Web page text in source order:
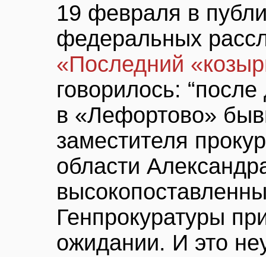
19 февраля в
федеральных
«Последний
говорилось:
в «Лефортово»
заместителя
области
Генпрокуратуры
ожидании. И это